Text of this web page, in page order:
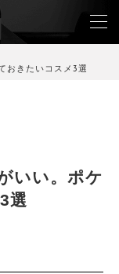
おきたいコスメ3選
いい。ポケ
選